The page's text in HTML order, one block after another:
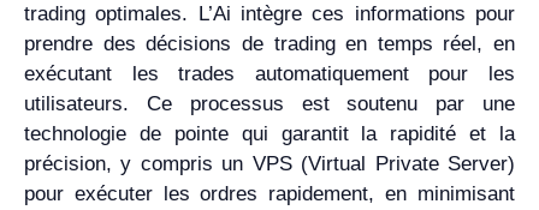
trading optimales. L’Ai intègre ces informations pour
prendre des décisions de trading en temps réel, en
exécutant les trades automatiquement pour les
utilisateurs. Ce processus est soutenu par une
technologie de pointe qui garantit la rapidité et la
précision, y compris un VPS (Virtual Private Server)
pour exécuter les ordres rapidement, en minimisant